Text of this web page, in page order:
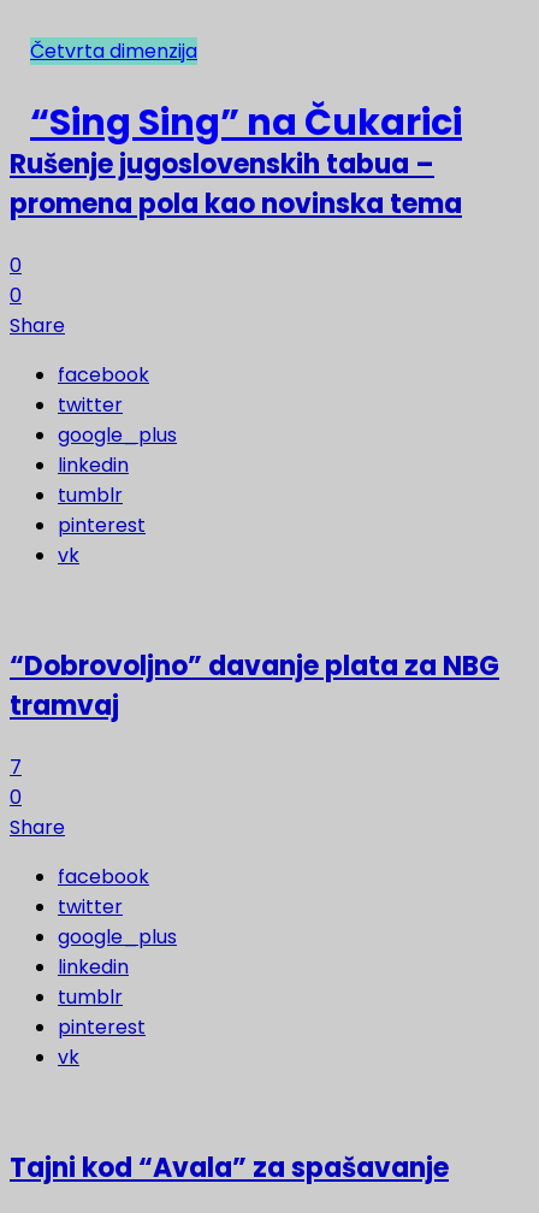
NAJNOVIJE
Rušenje jugoslovenskih tabua –
promena pola kao novinska tema
0
0
Share
facebook
twitter
google_plus
linkedin
tumblr
pinterest
vk
“Dobrovoljno” davanje plata za NBG
tramvaj
7
0
Share
facebook
twitter
google_plus
linkedin
tumblr
pinterest
vk
Tajni kod “Avala” za spašavanje
Četvrta dimenzija
“Sing Sing” na Čukarici